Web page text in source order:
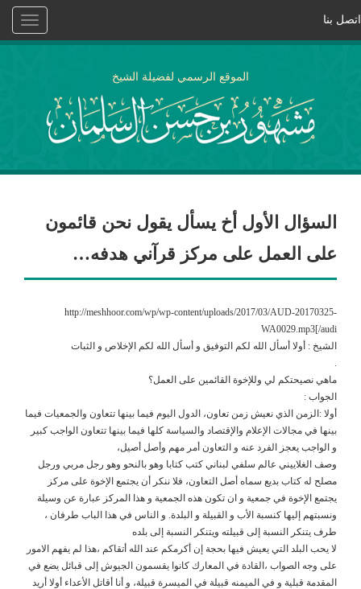
Toggle
اتصل بنا
الموقع الرسمي لفضيلة الشيخ
السؤال الأول أخ يسأل يقول نحن قائمون
على العمل على مركز قرآني هدفه…
http://meshhoor.com/wp/wp-content/uploads/2017/03/AUD-20170325-
WA0029.mp3[/audi
الشيخ : أولا أسأل الله لكم التوفيق و أسأل الله لكم الإخلاص و الثبات
ماهي نصيحتكم لي وللإخوة القائمين على العمل؟
الجواب :
أولا :الزمن الذي نعيش زمن تعاون، الدول اليوم فيما بينها تتعاون والجمعيات فيما
بينها في مجالات الإعلام والإقتصاد والسياسة كلها فيما بينها تتعاون الواجب كبير
و الواجب يعجز الفرد عنه و التعاون أمر مهم وأصل أصيل،
وصف الغلاييني عالم سلفي لبناني كتب كتابا وهو بالنحو وهو رجل مربي ورجل
مصلح له كتاب بديع سماه أصل التعاون، فلا ننكر أن يجتمع الإخوة على مركز
يجتمع الإخوة في جمعية و ان تكون هذه الجمعية و هذا المركز عبارة عن وسيلة
ونسبتهم إليها كنسبة الأب و القبيلة و البلدة. و الناس في هذا الباب طرفان ،
طرف يتنكر النسبة إلى قبيلته ويتنكر النسبة إلى بلده
لا يحب البلد التي يعيش فيها بحجة إن أكرمكم عند الله أتقاكم ،هذا لم يفهم الامور
على وجه الصواب ،القادة في المعارك كانوا يقسمون الجيوش إلى قبائل يضع في
المقدمة قبلية و في الميمنه قبيلة في الميسرة قبيلة، و أنا أقاتل الأعداء أولا أريد